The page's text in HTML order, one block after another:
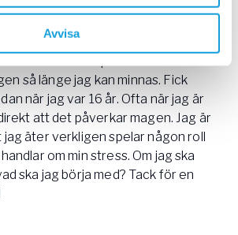
Avvisa
så länge jag kan minnas. Fick
när jag var 16 år. Ofta när jag är
att det påverkar magen. Jag är
jag äter verkligen spelar någon roll
om min stress. Om jag ska
ska jag börja med? Tack för en